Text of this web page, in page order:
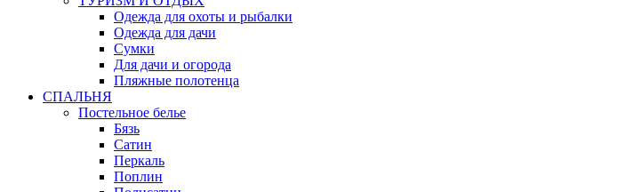
Одежда для охоты и рыбалки
Одежда для дачи
Сумки
Для дачи и огорода
Пляжные полотенца
СПАЛЬНЯ
Постельное белье
Бязь
Сатин
Перкаль
Поплин